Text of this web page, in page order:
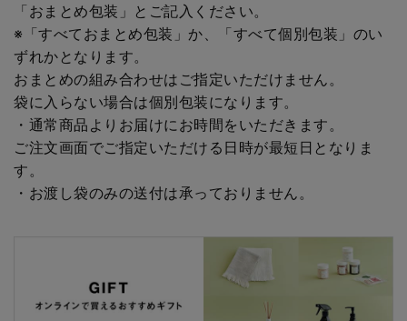
「おまとめ包装」とご記入ください。
※「すべておまとめ包装」か、「すべて個別包装」のい
ずれかとなります。
おまとめの組み合わせはご指定いただけません。
袋に入らない場合は個別包装になります。
・通常商品よりお届けにお時間をいただきます。
ご注文画面でご指定いただける日時が最短日となりま
す。
・お渡し袋のみの送付は承っておりません。